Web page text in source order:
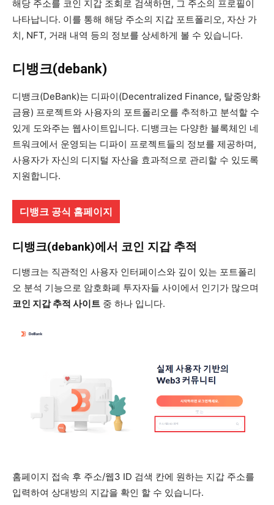
해당 주소를 코인 지갑 조회로 검색하면, 그 주소의 프로필이
나타납니다. 이를 통해 해당 주소의 지갑 포트폴리오, 자산 가
치, NFT, 거래 내역 등의 정보를 상세하게 볼 수 있습니다.
디뱅크(debank)
디뱅크(DeBank)는 디파이(Decentralized Finance, 탈중앙화
금융) 프로젝트와 사용자의 포트폴리오를 추적하고 분석할 수
있게 도와주는 웹사이트입니다. 디뱅크는 다양한 블록체인 네
트워크에서 운영되는 디파이 프로젝트들의 정보를 제공하며,
사용자가 자신의 디지털 자산을 효과적으로 관리할 수 있도록
지원합니다.
디뱅크 공식 홈페이지
디뱅크(debank)에서 코인 지갑 추적
디뱅크는 직관적인 사용자 인터페이스와 깊이 있는 포트폴리
오 분석 기능으로 암호화폐 투자자들 사이에서 인기가 많으며
코인 지갑 추적 사이트 중 하나 입니다.
홈페이지 접속 후 주소/웹3 ID 검색 칸에 원하는 지갑 주소를
입력하여 상대방의 지갑을 확인 할 수 있습니다.